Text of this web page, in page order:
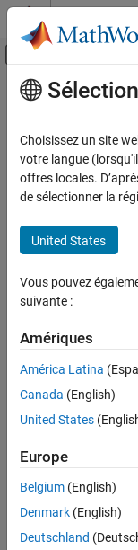
Passer au contenu
Activer/
Accueil de la
Deep Learning HDL
Deep Learning HDL
Hardware
Setup and Configuration
Get IP Address of Xilinx
ON THIS PAGE
Contenu principal
Get IP
Platform
Get the IP
MATLAB®
If you have multiple
To get the
hTarget =
name, and SSH
Target with
Vendor:
Choisissez un site
votre langue
offres locales.
de sélectionner la
United States
Vous pouvez
suivante :
Amériques
América Latina
Canada (English)
United States
Europe
Belgium (English)
Denmark (English)
Deutschland